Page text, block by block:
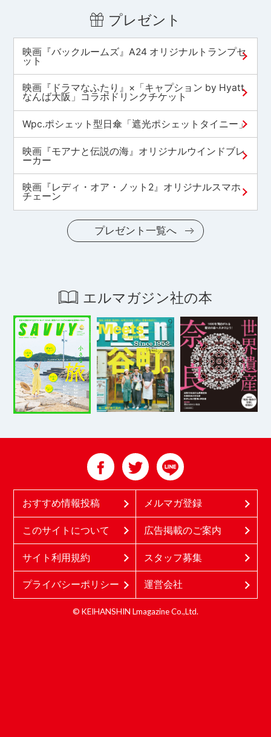
プレゼント
映画『バックルームズ』A24 オリジナルトランプセ
ット
映画『ドラマなふたり』×「キャプション by Hyatt
なんば大阪」コラボドリンクチケット
Wpc.ポシェット型日傘「遮光ポシェットタイニー」
映画『モアナと伝説の海』オリジナルウインドブレ
ーカー
映画『レディ・オア・ノット2』オリジナルスマホ
チェーン
プレゼント一覧へ
エルマガジン社の本
おすすめ情報投稿 メルマガ登録
このサイトについて 広告掲載のご案内
サイト利用規約 スタッフ募集
プライバシーポリシー 運営会社
© KEIHANSHIN Lmagazine Co.,Ltd.